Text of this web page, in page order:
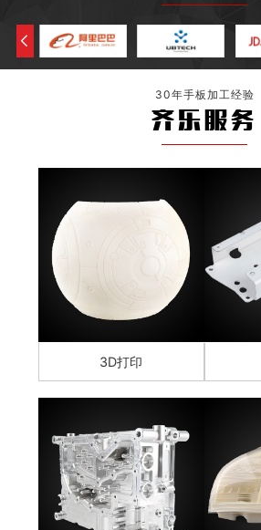
30年手板加工经验
齐乐服务
3D打印